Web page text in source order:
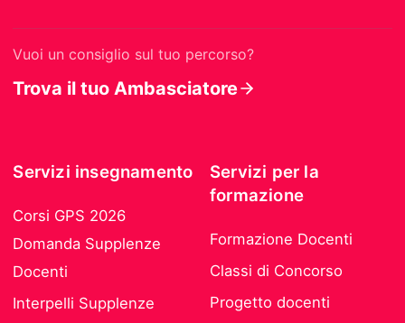
Vuoi un consiglio sul tuo percorso?
Trova il tuo Ambasciatore
Servizi insegnamento
Corsi GPS 2026
Domanda Supplenze
Docenti
Interpelli Supplenze
Servizi per la
formazione
Formazione Docenti
Classi di Concorso
Progetto docenti